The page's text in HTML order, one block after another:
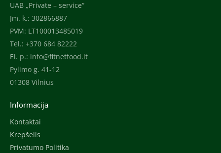
UAB „Private – service“
Įm. k.: 302866887
PVM: LT100013485019
Tel.: +370 684 82222
El. p.: info@fitnetfood.lt
Pylimo g. 41-12
01308 Vilnius
Informacija
Kontaktai
Krepšelis
Privatumo Politika